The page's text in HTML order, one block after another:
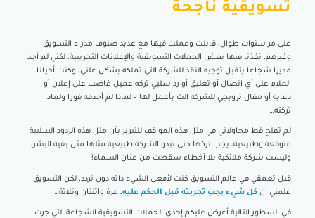
تسويقية ناجحة
على مر سنوات طوال، قابلت وعملت فيها مع عديد صنوف مدراء التسويق
وغيرهم، نفذنا فيها بعض الحملات التسويقية والإعلانات التجريبية، لكني لم أجد
مديرا شجاعا يتقبل توجيه النقد للشركة التي تملكه بشكل علني، وكنت أحيانا
الملام على أي اتصال أو تعليق أو رد سلبي تركه عميل غاضب على إعلان أو
دعاية أو مقال ترويجي للشركة الت يأعمل لها – لماذا لم أحذفه فورا ولماذا
تركته…
لم تفلح قط محاولاتي في مثل هذه المواقف للتبرير بأن مثل هذه الردود السلبية
متوقعة وطبيعية، يجب تركها حتى تبدو الشركة طبيعية مثلها مثل بقية البشر،
وليست شركة ملائكية بلا أخطاء سقطت من عنان السماء!
قبل تعمقي في عالم التسويق كنت لأفعل الشيء ذاته دون تردد، لكن التسويق
علمني أن كل شيء يجب تجربته قبل الحكم عليه، مرة واثنتان وثلاثة…
في السطور التالية أعرض عليكم إحدى الحملات التسويقية الشجاعة التي جرت